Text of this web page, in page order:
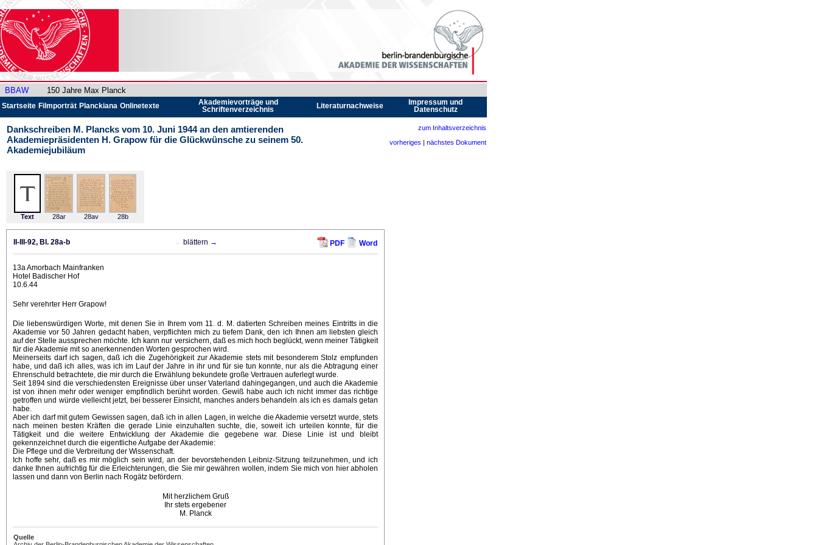
BBAW 150 Jahre Max Planck
Startseite Filmporträt Planckiana Onlinetexte
Akademievorträge und
Schriftenverzeichnis
Literaturnachweise
Impressum und
Datenschutz
Dankschreiben M. Plancks vom 10. Juni 1944 an den amtierenden
Akademiepräsidenten H. Grapow für die Glückwünsche zu seinem 50.
Akademiejubiläum
zum Inhaltsverzeichnis
vorheriges | nächstes Dokument
Text 28ar 28av 28b
II-III-92, Bl. 28a-b ← blättern → PDF Word
13a Amorbach Mainfranken
Hotel Badischer Hof
10.6.44
Sehr verehrter Herr Grapow!
Die liebenswürdigen Worte, mit denen Sie in Ihrem vom 11. d. M. datierten Schreiben meines Eintritts in die
Akademie vor 50 Jahren gedacht haben, verpflichten mich zu tiefem Dank, den ich Ihnen am liebsten gleich
auf der Stelle aussprechen möchte. Ich kann nur versichern, daß es mich hoch beglückt, wenn meiner Tätigkeit
für die Akademie mit so anerkennenden Worten gesprochen wird.
Meinerseits darf ich sagen, daß ich die Zugehörigkeit zur Akademie stets mit besonderem Stolz empfunden
habe, und daß ich alles, was ich im Lauf der Jahre in ihr und für sie tun konnte, nur als die Abtragung einer
Ehrenschuld betrachtete, die mir durch die Erwählung bekundete große Vertrauen auferlegt wurde.
Seit 1894 sind die verschiedensten Ereignisse über unser Vaterland dahingegangen, und auch die Akademie
ist von ihnen mehr oder weniger empfindlich berührt worden. Gewiß habe auch ich nicht immer das richtige
getroffen und würde vielleicht jetzt, bei besserer Einsicht, manches anders behandeln als ich es damals getan
habe.
Aber ich darf mit gutem Gewissen sagen, daß ich in allen Lagen, in welche die Akademie versetzt wurde, stets
nach meinen besten Kräften die gerade Linie einzuhalten suchte, die, soweit ich urteilen konnte, für die
Tätigkeit und die weitere Entwicklung der Akademie die gegebene war. Diese Linie ist und bleibt
gekennzeichnet durch die eigentliche Aufgabe der Akademie:
Die Pflege und die Verbreitung der Wissenschaft.
Ich hoffe sehr, daß es mir möglich sein wird, an der bevorstehenden Leibniz-Sitzung teilzunehmen, und ich
danke Ihnen aufrichtig für die Erleichterungen, die Sie mir gewähren wollen, indem Sie mich von hier abholen
lassen und dann von Berlin nach Rogätz befördern.
Mit herzlichem Gruß
Ihr stets ergebener
M. Planck
Quelle